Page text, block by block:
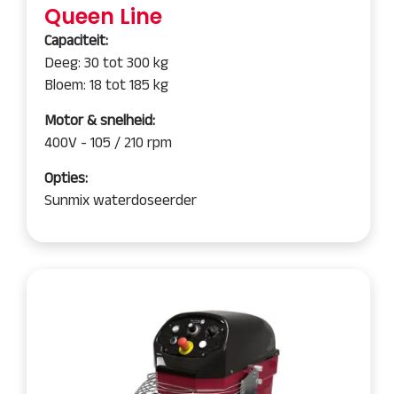
Queen Line
Capaciteit:
Deeg: 30 tot 300 kg
Bloem: 18 tot 185 kg
Motor & snelheid:
400V - 105 / 210 rpm
Opties:
Sunmix waterdoseerder